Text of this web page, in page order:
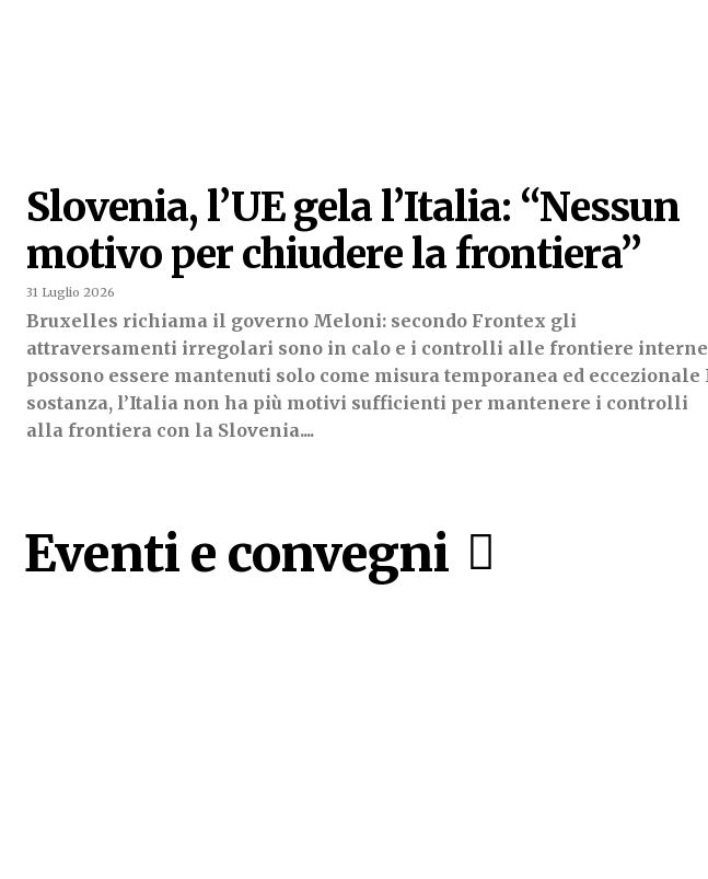
Slovenia, l’UE gela l’Italia: “Nessun
motivo per chiudere la frontiera”
31 Luglio 2026
Bruxelles richiama il governo Meloni: secondo Frontex gli
attraversamenti irregolari sono in calo e i controlli alle frontiere interne
possono essere mantenuti solo come misura temporanea ed eccezionale In
sostanza, l’Italia non ha più motivi sufficienti per mantenere i controlli
alla frontiera con la Slovenia....
Eventi e convegni